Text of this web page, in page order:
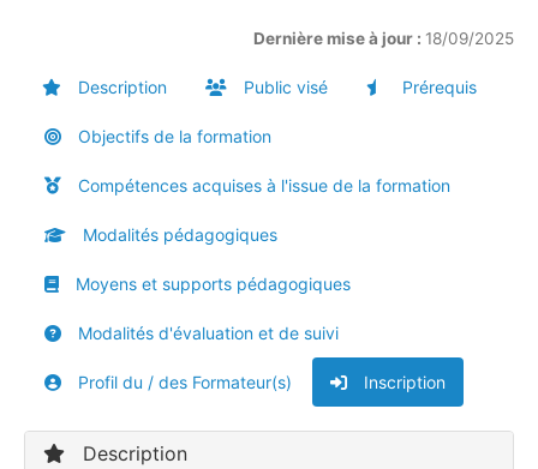
Dernière mise à jour : 18/09/2025
Description Public visé Prérequis
Objectifs de la formation
Compétences acquises à l'issue de la formation
Modalités pédagogiques
Moyens et supports pédagogiques
Modalités d'évaluation et de suivi
Profil du / des Formateur(s) Inscription
Description